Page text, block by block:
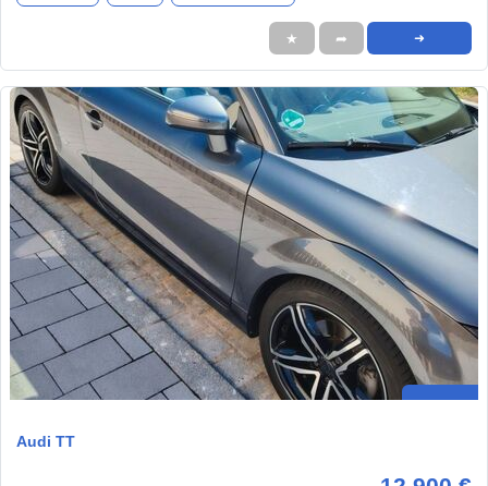
★ ➦ ➜
Audi TT